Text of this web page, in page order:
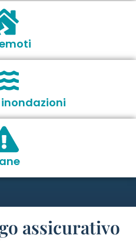
assicurativo